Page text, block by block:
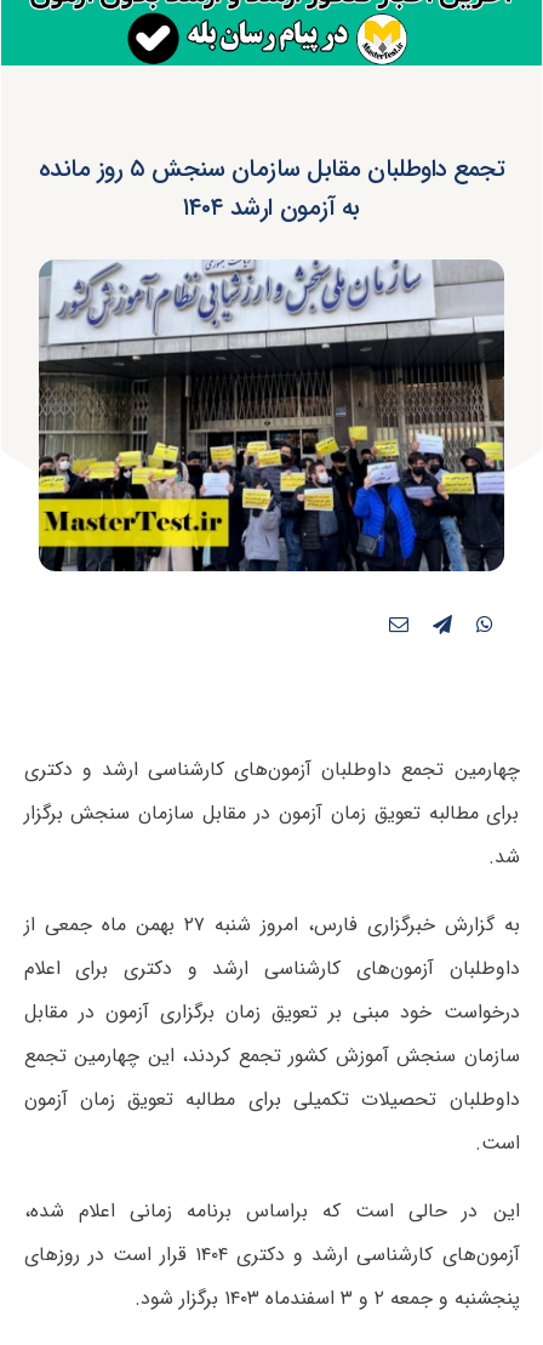
تجمع داوطلبان مقابل سازمان سنجش ۵ روز مانده
به آزمون ارشد ۱۴۰۴
چهارمین تجمع داوطلبان آزمون‌های کارشناسی ارشد و دکتری
برای مطالبه تعویق زمان آزمون در مقابل سازمان سنجش برگزار
شد.
به گزارش خبرگزاری فارس، امروز شنبه ۲۷ بهمن ماه جمعی از
داوطلبان آزمون‌های کارشناسی ارشد و دکتری برای اعلام
درخواست خود مبنی بر تعویق زمان برگزاری آزمون در مقابل
سازمان سنجش آموزش کشور تجمع کردند، این چهارمین تجمع
داوطلبان تحصیلات تکمیلی برای مطالبه تعویق زمان آزمون
است.
این در حالی است که براساس برنامه زمانی اعلام شده،
آزمون‌های کارشناسی ارشد و دکتری ۱۴۰۴ قرار است در روزهای
پنجشنبه و جمعه ۲ و ۳ اسفندماه ۱۴۰۳ برگزار شود.